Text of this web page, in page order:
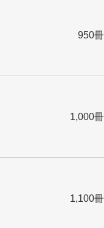
950冊
1,000冊
1,100冊